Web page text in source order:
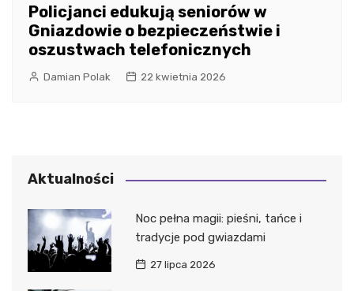
Policjanci edukują seniorów w
Gniazdowie o bezpieczeństwie i
oszustwach telefonicznych
Damian Polak 22 kwietnia 2026
Aktualności
Noc pełna magii: pieśni, tańce i
tradycje pod gwiazdami
27 lipca 2026